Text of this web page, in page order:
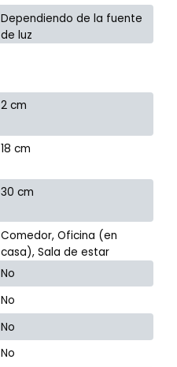
Dependiendo de la fuente
de luz
2 cm
18 cm
30 cm
Comedor, Oficina (en
casa), Sala de estar
No
No
No
No